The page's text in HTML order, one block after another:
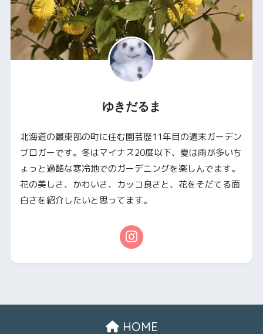
ゆきだるま
北海道の最東部の町に住む園芸歴11年目の週末ガーデン
ブロガーです。冬はマイナス20度以下、夏は雨が多いち
ょっと過酷な寒冷地でのガーデニングを楽しんでます。
花の美しさ、かわいさ、カッコ良さと、花をそだてる面
白さを紹介したいと思ってます。
HOME